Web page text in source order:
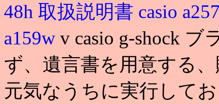
48h 取扱説明書 casio
a159w v casio g-shock
ず、遺言書を用意する
元気なうちに実行して